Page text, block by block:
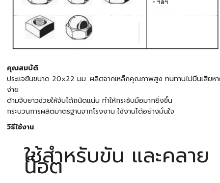
คุณสมบัติ
ประแจขันขนาด 20x22 มม. ผลิตจากเหล็กคุณภาพสูง ทนทานไม่บิ่นเสียห
ง่าย
ด้ามจับยาวช่วยให้จับได้ถนัดแน่น ทำให้กระชับมือมากยิ่งขึ้น
กระบวนการผลิตมาตรฐานจากโรงงาน ใช้งานได้อย่างมั่นใจ
วิธีใช้งาน
ใช้สำหรับขัน และคลาย
น็อต